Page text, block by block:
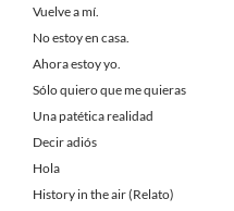
Vuelve a mí.
No estoy en casa.
Ahora estoy yo.
Sólo quiero que me quieras
Una patética realidad
Decir adiós
Hola
History in the air (Relato)